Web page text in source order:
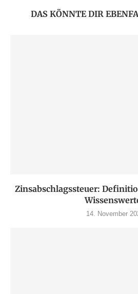
DAS KÖNNTE DIR
Zinsabschlagssteuer:
14. November